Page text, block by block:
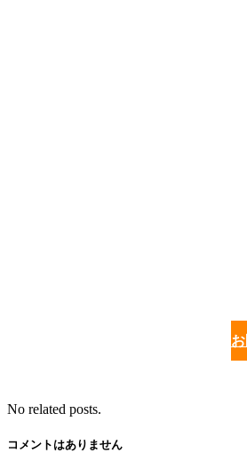
No related posts.
コメントはありません